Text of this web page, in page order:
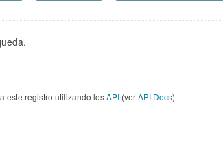
este registro utilizando losAPI (verAPI Docs).